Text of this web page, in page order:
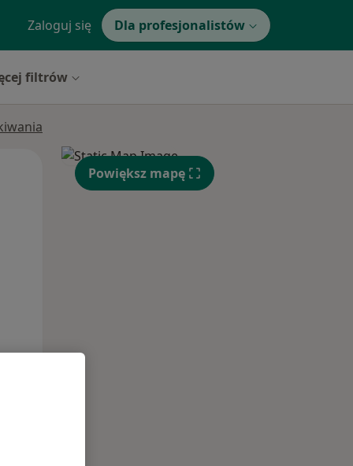
Zaloguj się Dla profesjonalistów
filtrów
Wt, Śr,
Powiększ mapę